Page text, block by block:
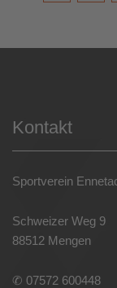
Kontakt
Sportverein
Schweizer Weg 9
88512 Mengen
✆ 07572 600448